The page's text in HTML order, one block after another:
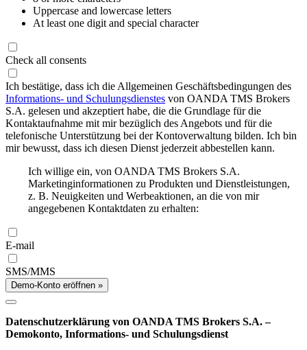
Uppercase and lowercase letters
At least one digit and special character
Check all consents
Ich bestätige, dass ich die Allgemeinen Geschäftsbedingungen des
Informations- und Schulungsdienstes von OANDA TMS Brokers
S.A. gelesen und akzeptiert habe, die die Grundlage für die
Kontaktaufnahme mit mir bezüglich des Angebots und für die
telefonische Unterstützung bei der Kontoverwaltung bilden. Ich bin
mir bewusst, dass ich diesen Dienst jederzeit abbestellen kann.
Ich willige ein, von OANDA TMS Brokers S.A.
Marketinginformationen zu Produkten und Dienstleistungen,
z. B. Neuigkeiten und Werbeaktionen, an die von mir
angegebenen Kontaktdaten zu erhalten:
E-mail
SMS/MMS
Demo-Konto eröffnen »
Datenschutzerklärung von OANDA TMS Brokers S.A. –
Demokonto, Informations- und Schulungsdienst